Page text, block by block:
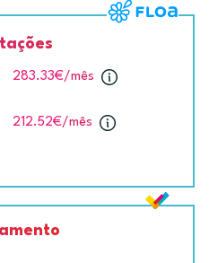
283.33€/mês
212.52€/mês